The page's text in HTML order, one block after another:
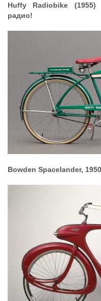
Huffy Radiobike
радио!
Bowden Spacelander,